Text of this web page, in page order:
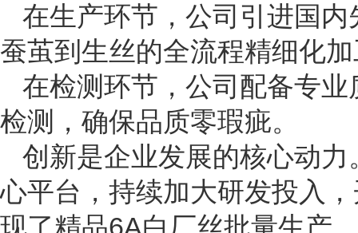
在生产环节，公司引进国
蚕茧到生丝的全流程精细化
在检测环节，公司配备专
检测，确保品质零瑕疵。
创新是企业发展的核心动
心平台，持续加大研发投入
现了精品6A白厂丝批量生产